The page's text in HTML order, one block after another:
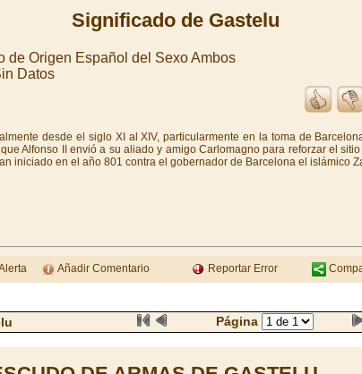
Significado de Gastelu
de Origen Español del Sexo Ambos
Datos
desde el siglo XI al XIV, particularmente en la toma de
Alfonso II envió a su aliado y amigo Carlomagno para reforzar el
iniciado en el año 801 contra el gobernador de Barcelona el islámico
Añadir Comentario Reportar Error
Página